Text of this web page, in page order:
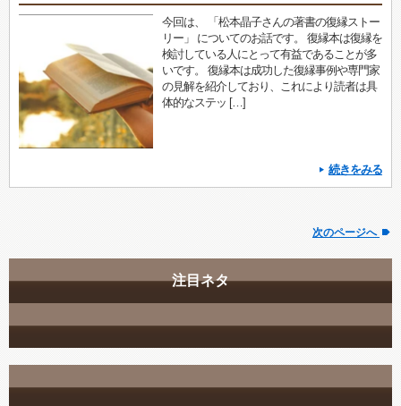
今回は、 「松本晶子さんの著書の復縁ストー
リー」 についてのお話です。 復縁本は復縁を
検討している人にとって有益であることが多
いです。 復縁本は成功した復縁事例や専門家
の見解を紹介しており、これにより読者は具
体的なステッ […]
続きをみる
次のページへ
注目ネタ